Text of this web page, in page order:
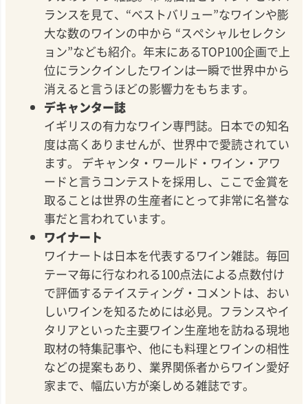
ランスを見て、“ベストバリュー”なワインや膨
大な数のワインの中から “スペシャルセレクシ
ョン”なども紹介。年末にあるTOP100企画で上
位にランクインしたワインは一瞬で世界中から
消えると言うほどの影響力をもちます。
デキャンター誌
イギリスの有力なワイン専門誌。日本での知名
度は高くありませんが、世界中で愛読されてい
ます。 デキャンタ・ワールド・ワイン・アワ
ードと言うコンテストを採用し、ここで金賞を
取ることは世界の生産者にとって非常に名誉な
事だと言われています。
ワイナート
ワイナートは日本を代表するワイン雑誌。毎回
テーマ毎に行なわれる100点法による点数付け
で評価するテイスティング・コメントは、おい
しいワインを知るためには必見。フランスやイ
タリアといった主要ワイン生産地を訪ねる現地
取材の特集記事や、他にも料理とワインの相性
などの提案もあり、業界関係者からワイン愛好
家まで、幅広い方が楽しめる雑誌です。